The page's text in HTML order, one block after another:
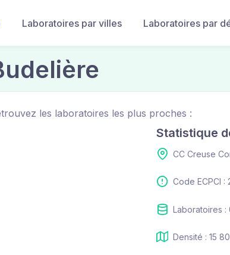
Laboratoires par villes Laboratoires par
les laboratoires les plus proches :
Statistique
CC Creuse
Code ECPCI
Laboratoires :
Densité : 15